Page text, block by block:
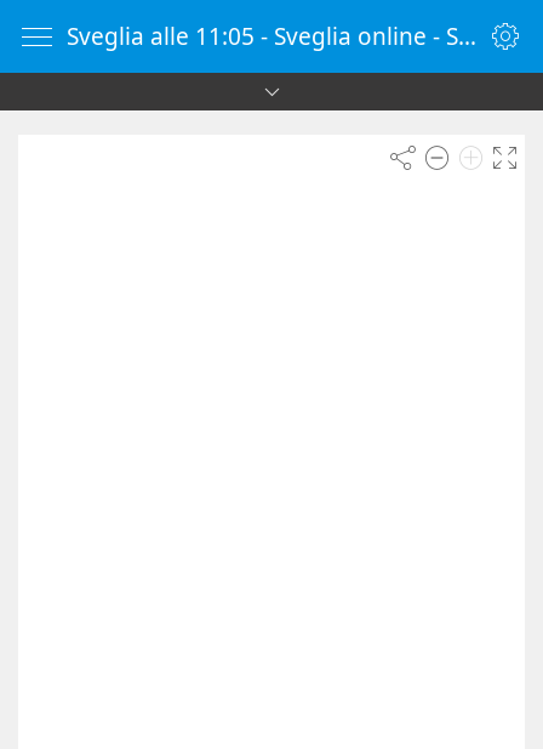
Sveglia alle 11:05 - Sveglia online - SvegliaOnline.it